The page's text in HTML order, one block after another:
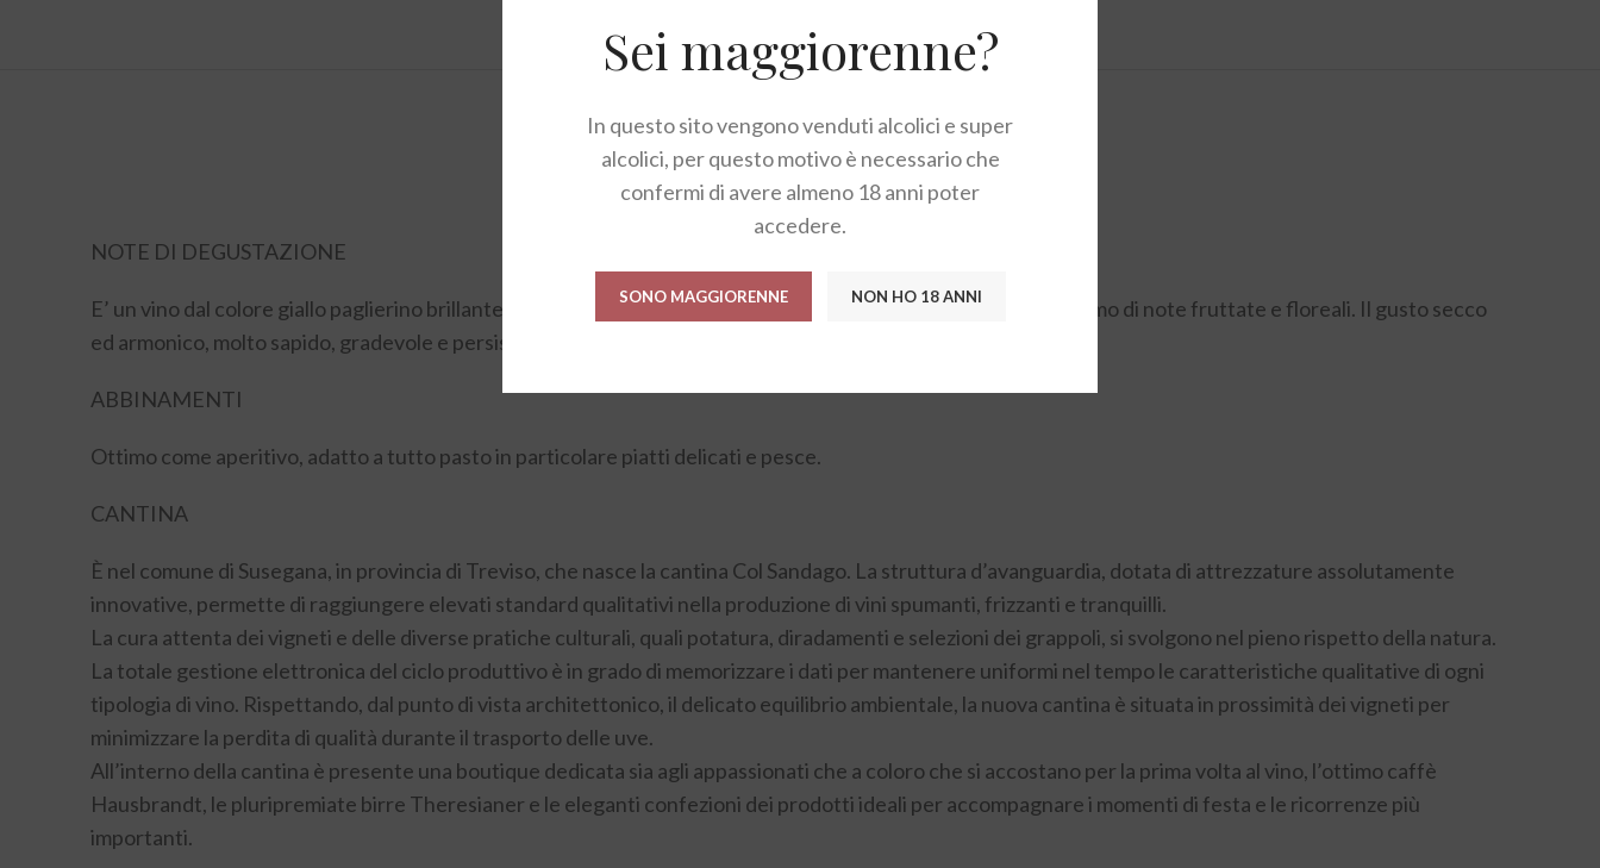
Sei maggiorenne?
In questo sito vengono venduti alcolici e super
alcolici, per questo motivo è necessario che
confermi di avere almeno 18 anni poter
accedere.
SONO MAGGIORENNE NON HO 18 ANNI
DESCRIZIONE RECENSIONI (0)
NOTE DI DEGUSTAZIONE
E’ un vino dal colore giallo paglierino brillante che si accompagna a un perlage fine e persistente e ad un profumo di note fruttate e floreali. Il gusto secco
ed armonico, molto sapido, gradevole e persistente.
ABBINAMENTI
Ottimo come aperitivo, adatto a tutto pasto in particolare piatti delicati e pesce.
CANTINA
È nel comune di Susegana, in provincia di Treviso, che nasce la cantina Col Sandago. La struttura d’avanguardia, dotata di attrezzature assolutamente
innovative, permette di raggiungere elevati standard qualitativi nella produzione di vini spumanti, frizzanti e tranquilli.
La cura attenta dei vigneti e delle diverse pratiche culturali, quali potatura, diradamenti e selezioni dei grappoli, si svolgono nel pieno rispetto della natura.
La totale gestione elettronica del ciclo produttivo è in grado di memorizzare i dati per mantenere uniformi nel tempo le caratteristiche qualitative di ogni
tipologia di vino. Rispettando, dal punto di vista architettonico, il delicato equilibrio ambientale, la nuova cantina è situata in prossimità dei vigneti per
minimizzare la perdita di qualità durante il trasporto delle uve.
All’interno della cantina è presente una boutique dedicata sia agli appassionati che a coloro che si accostano per la prima volta al vino, l’ottimo caffè
Hausbrandt, le pluripremiate birre Theresianer e le eleganti confezioni dei prodotti ideali per accompagnare i momenti di festa e le ricorrenze più
importanti.